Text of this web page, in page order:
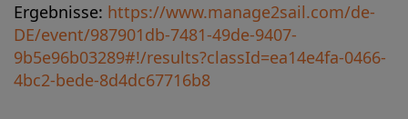
Ergebnisse: https://www.manage2sail.com/de-
DE/event/987901db-7481-49de-9407-
9b5e96b03289#!/results?classId=ea14e4fa-0466-
4bc2-bede-8d4dc67716b8